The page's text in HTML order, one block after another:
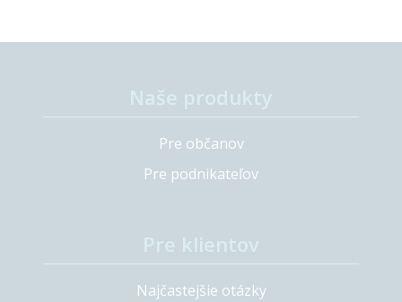
Pre občanov
Pre podnikateľov
Najčastejšie otázky